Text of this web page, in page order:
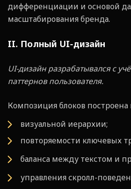
дифференциации и основой
масштабирования бренда.
II. Полный UI-дизайн
UI-дизайн разрабатывался с учё
паттернов пользователя.
Композиция блоков
визуальной иерархии;
повторяемости ключевых
баланса между текстом и
управления скролл-